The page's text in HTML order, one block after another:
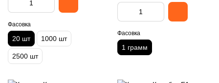
Фасовка
20 шт 1000 шт
2500 шт
Фасовка
1 грамм